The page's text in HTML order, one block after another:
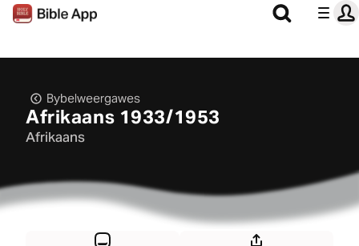
Bybelweergawes
Afrikaans 1933/1953
Afrikaans